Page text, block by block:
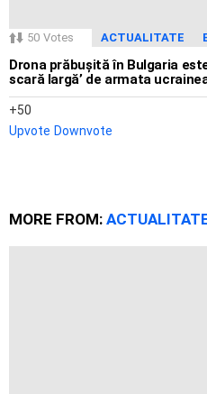
50 Votes ACTUALITATE
Drona prăbușită în Bulgaria
scară largă’ de armata
50
Upvote Downvote
MORE FROM: